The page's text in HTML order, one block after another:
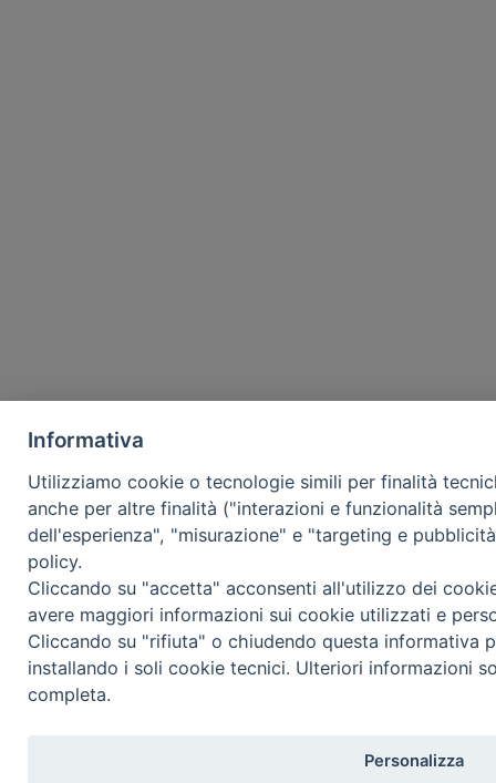
Informativa
Utilizziamo cookie o tecnologie simili per finalità
anche per altre finalità ("interazioni e funzionalità
dell'esperienza", "misurazione" e "targeting e
policy.
Cliccando su "accetta" acconsenti all'utilizzo dei
avere maggiori informazioni sui cookie utilizzati e
Cliccando su "rifiuta" o chiudendo questa informativa
installando i soli cookie tecnici. Ulteriori informazioni
completa.
Personalizza